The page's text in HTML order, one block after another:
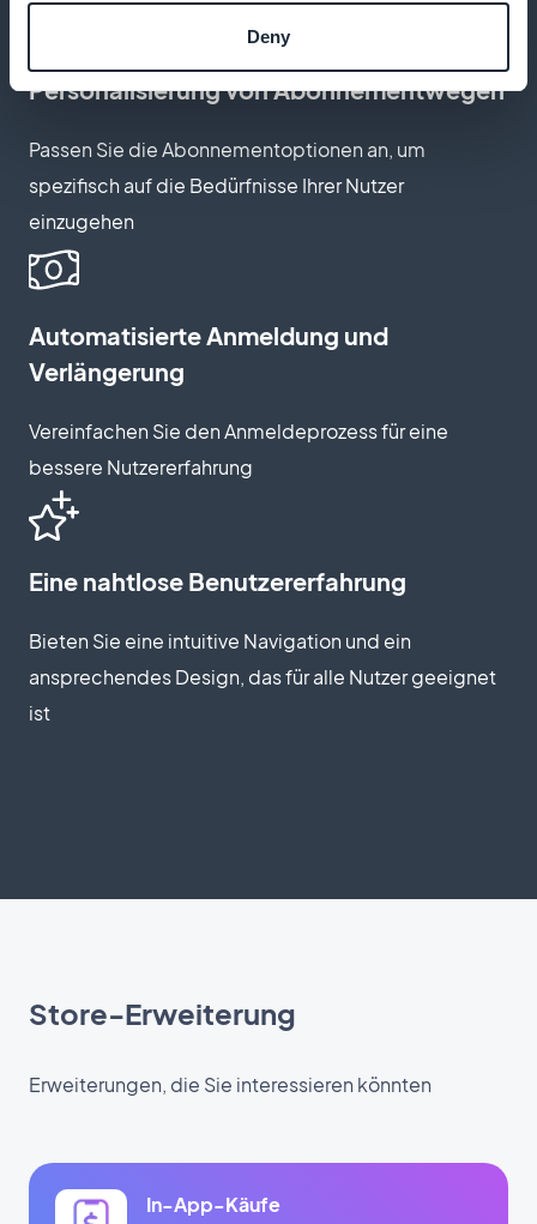
Deny
Personalisierung von Abonnementwegen
Passen Sie die Abonnementoptionen an, um
spezifisch auf die Bedürfnisse Ihrer Nutzer
einzugehen
Automatisierte Anmeldung und
Verlängerung
Vereinfachen Sie den Anmeldeprozess für eine
bessere Nutzererfahrung
Eine nahtlose Benutzererfahrung
Bieten Sie eine intuitive Navigation und ein
ansprechendes Design, das für alle Nutzer geeignet
ist
Store-Erweiterung
Erweiterungen, die Sie interessieren könnten
In-App-Käufe